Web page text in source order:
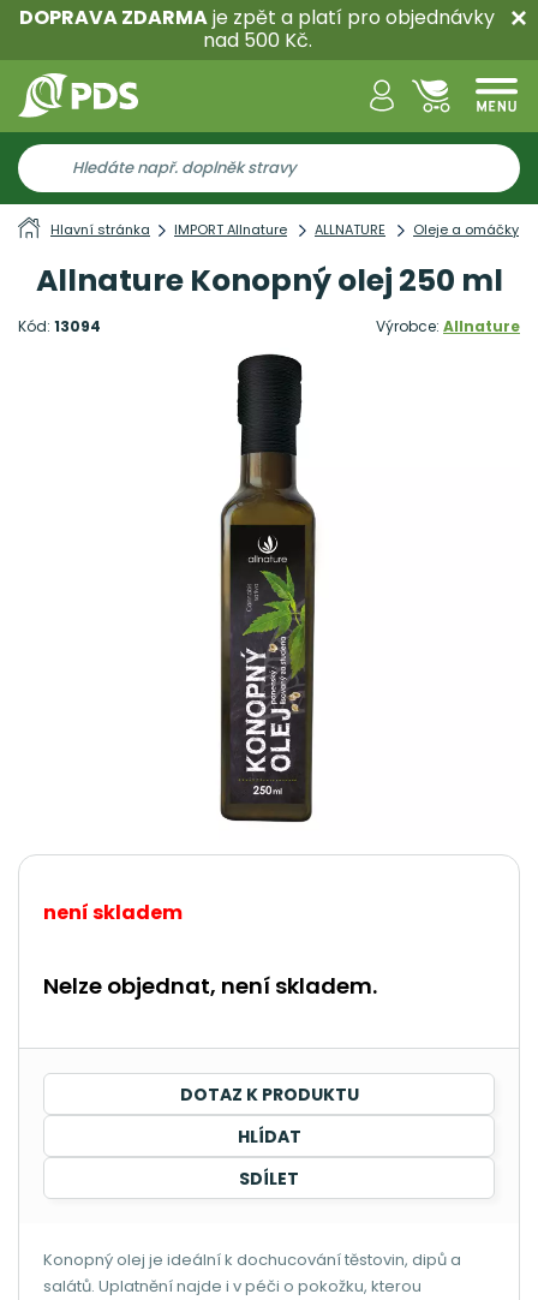
DOPRAVA ZDARMAje zpět a platí pro objednávky
nad 500 Kč.
Hlavní stránka IMPORT Allnature ALLNATURE Oleje a omáčky
Allnature Konopný olej 250 ml
Kód: 13094 Výrobce: Allnature
není skladem
Nelze objednat, není skladem.
DOTAZ K PRODUKTU
HLÍDAT
SDÍLET
Konopný olej je ideální k dochucování těstovin, dipů a
salátů. Uplatnění najde i v péči o pokožku, kterou